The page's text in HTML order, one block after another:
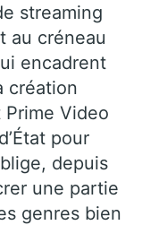
streaming
au créneau
encadrent
création
Video
pour
depuis
une partie
genres bien